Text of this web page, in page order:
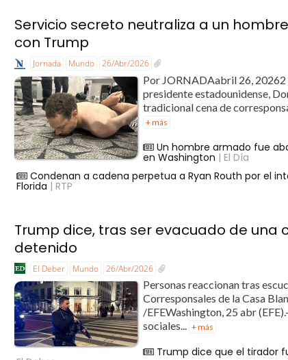
Servicio secreto neutraliza a un
con Trump
Jornada Mundo 26/Abr/2026
Por JORNADAabril 26,
presidente estadounidense,
tradicional cena de
+ más
Un hombre armado fue
en Washington | El Día
Condenan a cadena perpetua a Ryan Routh por el
Florida | RTP
Trump dice, tras ser evacuado de una
detenido
El Deber Mundo 26/Abr/2026
Personas reaccionan tras
Corresponsales de la Casa
/EFEWashington, 25 abr
sociales... + más
Trump dice que el tirador